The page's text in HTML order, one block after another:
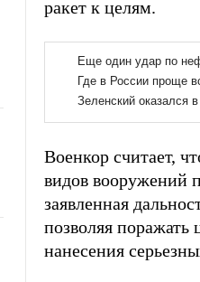
ракет к целям.
Военкор считает,
видов вооружений
заявленная
позволяя поражать
нанесения